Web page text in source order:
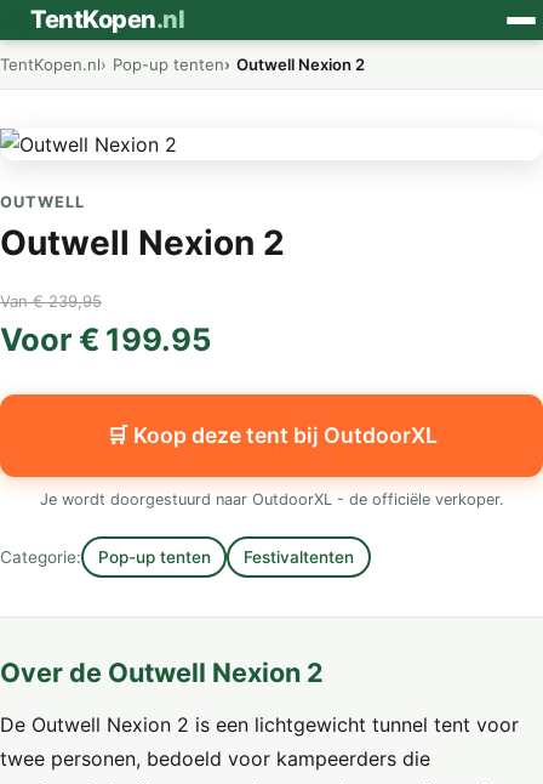
TentKopen.nl
TentKopen.nl Pop-up tenten Outwell Nexion 2
OUTWELL
Outwell Nexion 2
Van € 239,95
Voor € 199.95
🛒 Koop deze tent bij OutdoorXL
Je wordt doorgestuurd naar OutdoorXL - de officiële verkoper.
Categorie: Pop-up tenten Festivaltenten
Over de Outwell Nexion 2
De Outwell Nexion 2 is een lichtgewicht tunnel tent voor
twee personen, bedoeld voor kampeerders die